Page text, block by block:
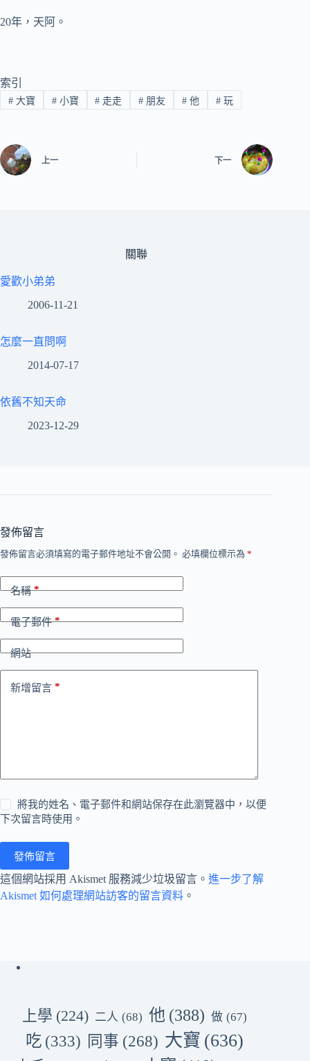
20年，天阿。
索引
#大寶 #小寶 # 走走 # 朋友 # 他 #玩
上一 下一
關聯
愛歡小弟弟
2006-11-21
怎麼一直問啊
2014-07-17
依舊不知天命
2023-12-29
發佈留言
發佈留言必須填寫的電子郵件地址不會公開。 必填欄位標示為 *
名稱*
電子郵件*
網站
新增留言 *
將我的姓名、電子郵件和網站保存在此瀏覽器中，以便
下次留言時使用。
發佈留言
這個網站採用 Akismet 服務減少垃圾留言。 進一步了解
Akismet 如何處理網站訪客的留言資料 。
上學 (224) 二人 (68) 他 (388) 做 (67)
吃 (333) 同事 (268) 大寶 (636)